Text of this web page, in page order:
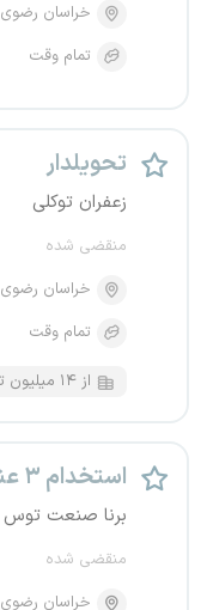
خراسان رضوی
تمام وقت
تحویلدار
زعفران توکلی
منقضی شده
خراسان رضوی
تمام وقت
از ۱۴ میلیون تومان
استخدام ۳ عنوان شغلی
برنا صنعت توس
منقضی شده
خراسان رضوی